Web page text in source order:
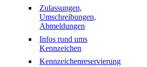
Zulassungen,
Umschreibungen,
Abmeldungen
Infos rund ums
Kennzeichen
Kennzeichenreservierung